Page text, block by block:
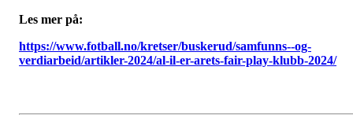
Les mer på:
https://www.fotball.no/kretser/buskerud/samfunns--og-
verdiarbeid/artikler-2024/al-il-er-arets-fair-play-klubb-2024/